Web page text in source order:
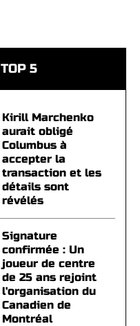
TOP 5
Kirill Marchenko
aurait obligé
Columbus à
accepter la
transaction et les
détails sont
révélés
Signature
confirmée : Un
joueur de centre
de 25 ans rejoint
l'organisation du
Canadien de
Montréal